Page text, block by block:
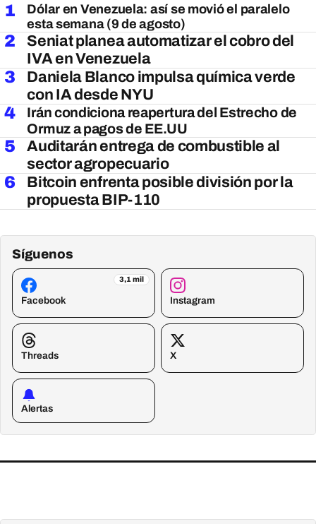
1
Dólar en Venezuela: así se movió el paralelo
esta semana (9 de agosto)
2
Seniat planea automatizar el cobro del
IVA en Venezuela
3
Daniela Blanco impulsa química verde
con IA desde NYU
4
Irán condiciona reapertura del Estrecho de
Ormuz a pagos de EE.UU
5
Auditarán entrega de combustible al
sector agropecuario
6
Bitcoin enfrenta posible división por la
propuesta BIP-110
Síguenos
3,1 mil
Facebook Instagram
Threads X
Alertas